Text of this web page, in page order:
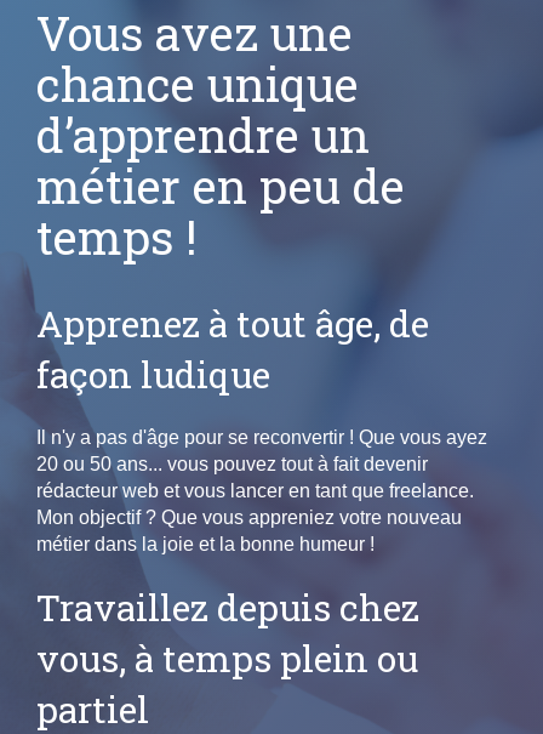
Vous avez une
chance unique
d’apprendre un
métier en peu de
temps !
Apprenez à tout âge, de
façon ludique
Il n'y a pas d'âge pour se reconvertir ! Que vous ayez
20 ou 50 ans... vous pouvez tout à fait devenir
rédacteur web et vous lancer en tant que freelance.
Mon objectif ? Que vous appreniez votre nouveau
métier dans la joie et la bonne humeur !
Travaillez depuis chez
vous, à temps plein ou
partiel